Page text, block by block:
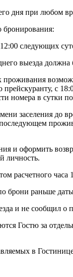
дня при любом
бронирования:
следующих
выезда
проживания
прейскуранту, с
номера в сутки
заселения до
и оформить
личность.
расчетного
брони раньше
и не сообщил о
Гостю за
в